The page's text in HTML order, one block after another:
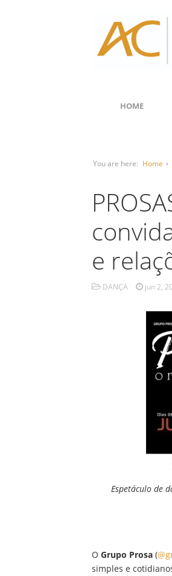
HOME
You are here: Home ›
e
DANÇA jun 2,
Espetáculo de
O Grupo Prosa (
simples e